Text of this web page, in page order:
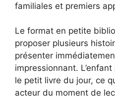
familiales et premiers
Le format en petite
proposer plusieurs
présenter
impressionnant.
le petit livre du jour, ce
acteur du moment de